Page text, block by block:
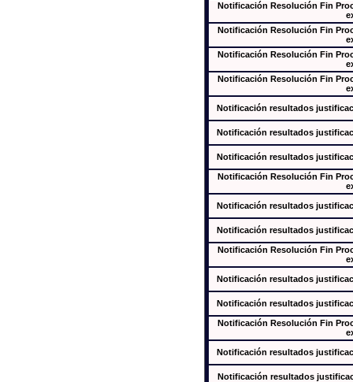
Notificación Resolución Fin
Notificación Resolución Fin
Notificación Resolución Fin
Notificación Resolución Fin
Notificación resultados
Notificación resultados
Notificación resultados
Notificación Resolución Fin
Notificación resultados
Notificación resultados
Notificación Resolución Fin
Notificación resultados
Notificación resultados
Notificación Resolución Fin
Notificación resultados
Notificación resultados